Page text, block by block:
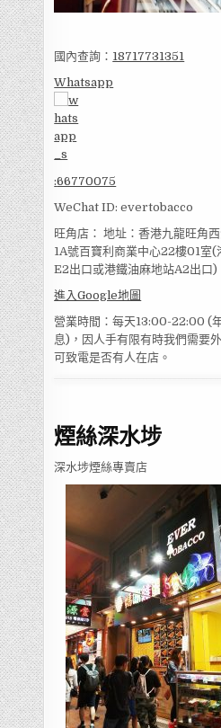
國內查詢： 18717731351
Whatsapp
:66770075
WeChat ID: evertobacco
旺角店： 地址：香港九龍旺角
1A號百寶利商業中心22樓01室(
E2出口或港鐵油麻地站A2出口)
進入Google地圖
營業時間：每天13:00-22:00 (
息)，因人手有限有時我們需要
可致電是否有人在店。
煙絲深水埗
深水埗煙絲專賣店